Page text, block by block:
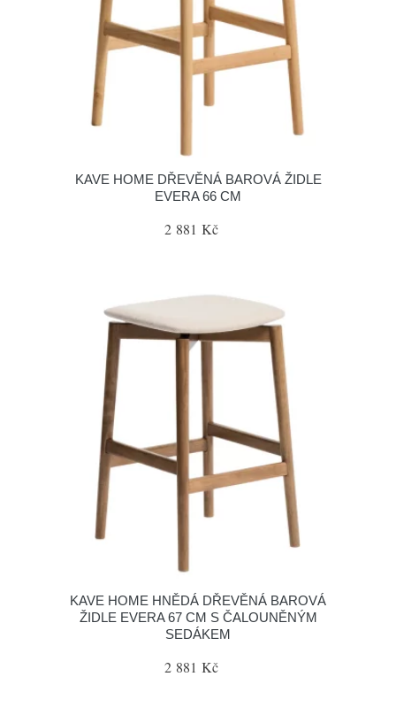
KAVE HOME DŘEVĚNÁ BAROVÁ ŽIDLE
EVERA 66 CM
2 881 Kč
KAVE HOME HNĚDÁ DŘEVĚNÁ BAROVÁ
ŽIDLE EVERA 67 CM S ČALOUNĚNÝM
SEDÁKEM
2 881 Kč